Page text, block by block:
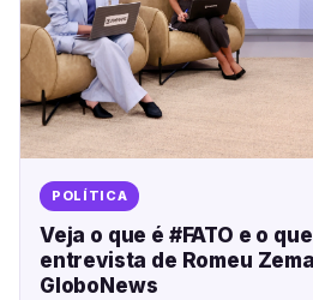
POLÍTICA
Veja o que é #FATO e o
entrevista de Romeu
GloboNews